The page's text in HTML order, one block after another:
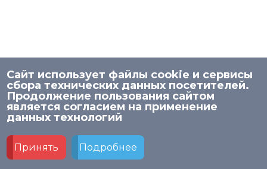
© 2026 НИСО
Политика в отношении обработки персональных
данных в МАУ ДПО «НИСО»
Сайт использует файлы cookie и сервисы
сбора технических данных посетителей.
Продолжение пользования сайтом
является согласием на применение
данных технологий
Принять Подробнее